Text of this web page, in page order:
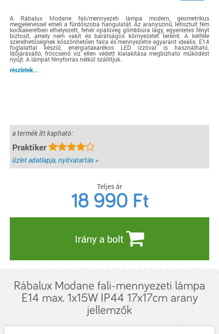
A Rábalux Modane fali/mennyezeti lámpa modern, geometrikus
megjelenéssel emeli a fürdőszoba hangulatát. Az aranyszínű, letisztult fém
kockakeretben elhelyezett, fehér opálüveg gömbbúra lágy, egyenletes fényt
biztosít, amely nem vakít és barátságos környezetet teremt. A kétféle
szerelhetőségnek köszönhetően falra és mennyezetre egyaránt ideális. E14
foglalattal készül, energiatakarékos LED izzóval is használható.
Időjárásálló, fröccsenő víz ellen védett kialakítása megbízható működést
nyújt. A lámpát fényforrás nélkül szállítjuk.
részletek...
a termék itt kapható:
Praktiker
üzlet adatlapja, nyitvatartás »
Teljes ár
18 990 Ft
Irány a bolt
Rábalux Modane fali-mennyezeti lámpa
E14 max. 1x15W IP44 17x17cm arany
jellemzők